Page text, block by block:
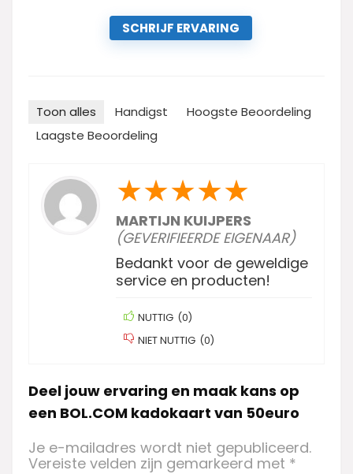
SCHRIJF ERVARING
Toon alles Handigst
Hoogste Beoordeling
Laagste Beoordeling
★★★★★
MARTIJN KUIJPERS
(GEVERIFIEERDE EIGENAAR)
Bedankt voor de geweldige
service en producten!
NUTTIG (0)
NIET NUTTIG (0)
Deel jouw ervaring en maak kans op
een BOL.COM kadokaart van 50euro
Je e-mailadres wordt niet gepubliceerd.
Vereiste velden zijn gemarkeerd met *